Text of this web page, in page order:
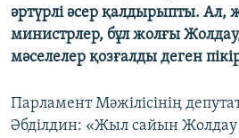
Русский
әртүрлі әсер қалдырыпты. Ал,
министрлер, бұл жолғы
мәселелер қозғалды деген
Парламент Мәжілісінің
Әбділдин: «Жыл сайын Жолдау